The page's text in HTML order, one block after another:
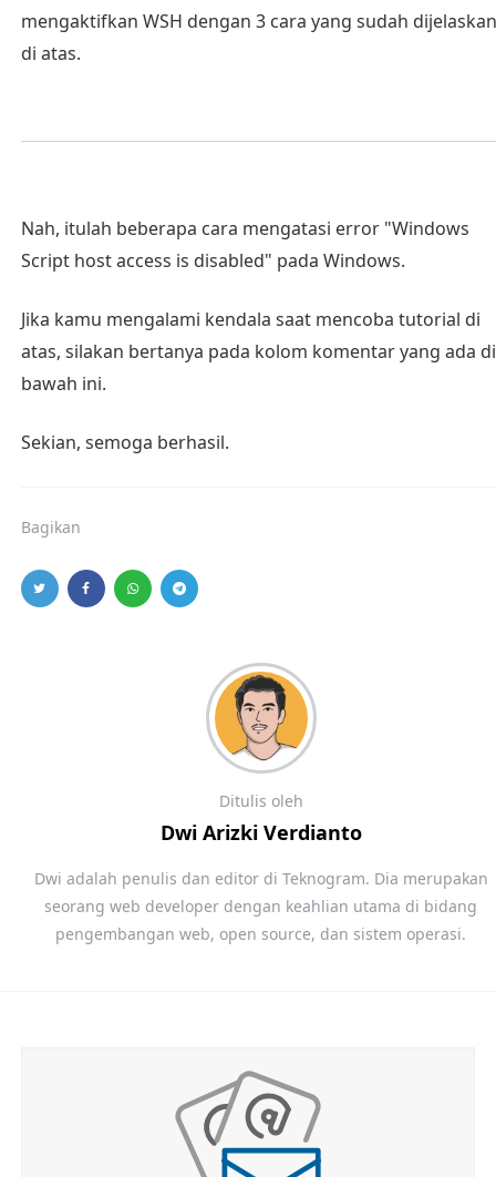
mengaktifkan WSH dengan 3 cara yang sudah dijelaskan
di atas.
Nah, itulah beberapa cara mengatasi error "Windows
Script host access is disabled" pada Windows.
Jika kamu mengalami kendala saat mencoba tutorial di
atas, silakan bertanya pada kolom komentar yang ada di
bawah ini.
Sekian, semoga berhasil.
Bagikan
Ditulis oleh
Dwi Arizki Verdianto
Dwi adalah penulis dan editor di Teknogram. Dia merupakan
seorang web developer dengan keahlian utama di bidang
pengembangan web, open source, dan sistem operasi.